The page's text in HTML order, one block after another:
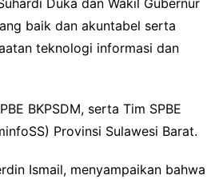
baik dan akuntabel serta
teknologi informasi dan
BKPSDM, serta Tim SPBE
Provinsi Sulawesi Barat.
Ismail, menyampaikan bahwa